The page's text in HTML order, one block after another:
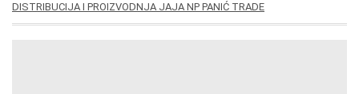
DISTRIBUCIJA I PROIZVODNJA JAJA NP PANIĆ TRADE